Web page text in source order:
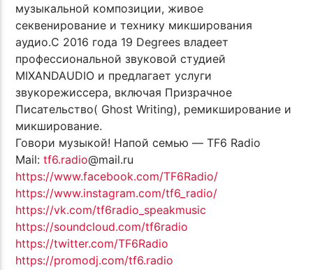
музыкальной композиции, живое
секвенирование и технику микширования
аудио.С 2016 года 19 Degrees владеет
профессиональной звуковой студией
MIXANDAUDIO и предлагает услуги
звукорежиссера, включая Призрачное
Писательство( Ghost Writing), ремикширование и
микширование.
Говори музыкой! Напой семью — TF6 Radio
Mail:tf6.radio@mail.ru
https://www.facebook.com/TF6Radio/
https://www.instagram.com/tf6_radio/
https://vk.com/tf6radio_speakmusic
https://soundcloud.com/tf6radio
https://twitter.com/TF6Radio
https://promodj.com/tf6.radio